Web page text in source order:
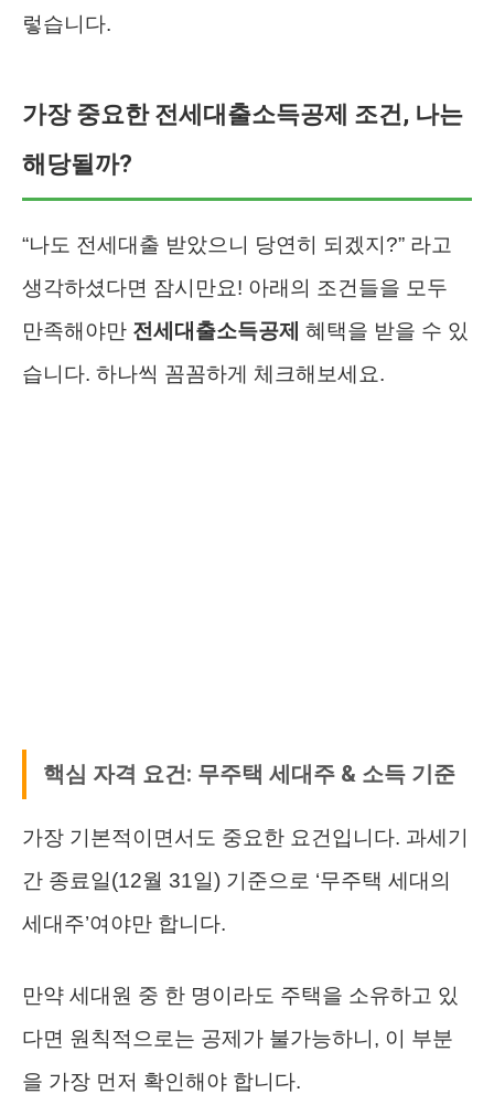
렇습니다.
가장 중요한 전세대출소득공제 조건, 나는
해당될까?
“나도 전세대출 받았으니 당연히 되겠지?” 라고
생각하셨다면 잠시만요! 아래의 조건들을 모두
만족해야만 전세대출소득공제 혜택을 받을 수 있
습니다. 하나씩 꼼꼼하게 체크해보세요.
핵심 자격 요건: 무주택 세대주 & 소득 기준
가장 기본적이면서도 중요한 요건입니다. 과세기
간 종료일(12월 31일) 기준으로 ‘무주택 세대의
세대주’여야만 합니다.
만약 세대원 중 한 명이라도 주택을 소유하고 있
다면 원칙적으로는 공제가 불가능하니, 이 부분
을 가장 먼저 확인해야 합니다.